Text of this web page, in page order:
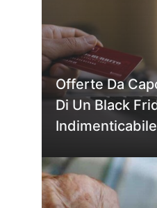
Offerte Da
Di Un Black
Indimenticabile